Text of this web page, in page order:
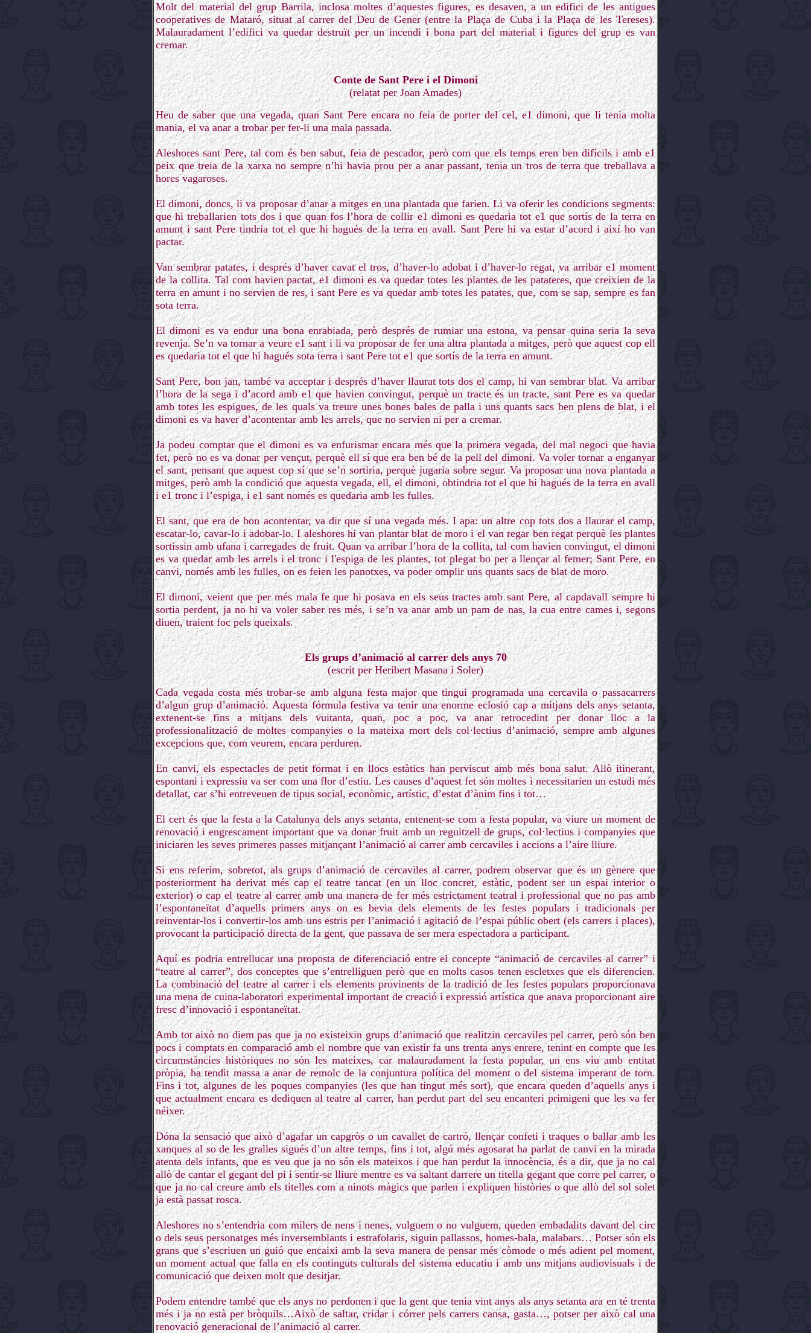
Molt del material del grup Barrila, inclosa moltes d’aquestes figures, es desaven, a un edifici de les antigues
cooperatives de Mataró, situat al carrer del Deu de Gener (entre la Plaça de Cuba i la Plaça de les Tereses).
Malauradament l’edifici va quedar destruït per un incendi i bona part del material i figures del grup es van
cremar.
Conte de Sant Pere i el Dimoni
(relatat per Joan Amades)
Heu de saber que una vegada, quan Sant Pere encara no feia de porter del cel, e1 dimoni, que li tenia molta
mania, el va anar a trobar per fer-li una mala passada.
Aleshores sant Pere, tal com és ben sabut, feia de pescador, però com que els temps eren ben difícils i amb e1
peix que treia de la xarxa no sempre n’hi havia prou per a anar passant, tenia un tros de terra que treballava a
hores vagaroses.
El dimoni, doncs, li va proposar d’anar a mitges en una plantada que farien. Li va oferir les condicions segments:
que hi treballarien tots dos i que quan fos l’hora de collir e1 dimoni es quedaria tot e1 que sortís de la terra en
amunt i sant Pere tindria tot el que hi hagués de la terra en avall. Sant Pere hi va estar d’acord i així ho van
pactar.
Van sembrar patates, i després d’haver cavat el tros, d’haver-lo adobat i d’haver-lo regat, va arribar e1 moment
de la collita. Tal com havien pactat, e1 dimoni es va quedar totes les plantes de les patateres, que creixien de la
terra en amunt i no servien de res, i sant Pere es va quedar amb totes les patates, que, com se sap, sempre es fan
sota terra.
El dimoni es va endur una bona enrabiada, però després de rumiar una estona, va pensar quina seria la seva
revenja. Se’n va tornar a veure e1 sant i li va proposar de fer una altra plantada a mitges, però que aquest cop ell
es quedaria tot el que hi hagués sota terra i sant Pere tot e1 que sortís de la terra en amunt.
Sant Pere, bon jan, també va acceptar i després d’haver llaurat tots dos el camp, hi van sembrar blat. Va arribar
l’hora de la sega i d’acord amb e1 que havien convingut, perquè un tracte és un tracte, sant Pere es va quedar
amb totes les espigues, de les quals va treure unes bones bales de palla i uns quants sacs ben plens de blat, i el
dimoni es va haver d’acontentar amb les arrels, que no servien ni per a cremar.
Ja podeu comptar que el dimoni es va enfurismar encara més que la primera vegada, del mal negoci que havia
fet, però no es va donar per vençut, perquè ell sí que era ben bé de la pell del dimoni. Va voler tornar a enganyar
el sant, pensant que aquest cop sí que se’n sortiria, perquè jugaria sobre segur. Va proposar una nova plantada a
mitges, però amb la condició que aquesta vegada, ell, el dimoni, obtindria tot el que hi hagués de la terra en avall
i e1 tronc i l’espiga, i e1 sant només es quedaria amb les fulles.
El sant, que era de bon acontentar, va dir que sí una vegada més. I apa: un altre cop tots dos a llaurar el camp,
escatar-lo, cavar-lo i adobar-lo. I aleshores hi van plantar blat de moro i el van regar ben regat perquè les plantes
sortissin amb ufana i carregades de fruit. Quan va arribar l’hora de la collita, tal com havien convingut, el dimoni
es va quedar amb les arrels i el tronc i l'espiga de les plantes, tot plegat bo per a llençar al femer; Sant Pere, en
canvi, només amb les fulles, on es feien les panotxes, va poder omplir uns quants sacs de blat de moro.
El dimoni, veient que per més mala fe que hi posava en els seus tractes amb sant Pere, al capdavall sempre hi
sortia perdent, ja no hi va voler saber res més, i se’n va anar amb un pam de nas, la cua entre cames i, segons
diuen, traient foc pels queixals.
Els grups d’animació al carrer dels anys 70
(escrit per Heribert Masana i Soler)
Cada vegada costa més trobar-se amb alguna festa major que tingui programada una cercavila o passacarrers
d’algun grup d’animació. Aquesta fórmula festiva va tenir una enorme eclosió cap a mitjans dels anys setanta,
extenent-se fins a mitjans dels vuitanta, quan, poc a poc, va anar retrocedint per donar lloc a la
professionalització de moltes companyies o la mateixa mort dels col·lectius d’animació, sempre amb algunes
excepcions que, com veurem, encara perduren.
En canvi, els espectacles de petit format i en llocs estàtics han perviscut amb més bona salut. Allò itinerant,
espontani i expressiu va ser com una flor d’estiu. Les causes d’aquest fet són moltes i necessitarien un estudi més
detallat, car s’hi entreveuen de tipus social, econòmic, artístic, d’estat d’ànim fins i tot…
El cert és que la festa a la Catalunya dels anys setanta, entenent-se com a festa popular, va viure un moment de
renovació i engrescament important que va donar fruit amb un reguitzell de grups, col·lectius i companyies que
iniciaren les seves primeres passes mitjançant l’animació al carrer amb cercaviles i accions a l’aire lliure.
Si ens referim, sobretot, als grups d’animació de cercaviles al carrer, podrem observar que és un gènere que
posteriorment ha derivat més cap el teatre tancat (en un lloc concret, estàtic, podent ser un espai interior o
exterior) o cap el teatre al carrer amb una manera de fer més estrictament teatral i professional que no pas amb
l’espontaneïtat d’aquells primers anys on es bevia dels elements de les festes populars i tradicionals per
reinventar-los i convertir-los amb uns estris per l’animació i agitació de l’espai públic obert (els carrers i places),
provocant la participació directa de la gent, que passava de ser mera espectadora a participant.
Aquí es podria entrellucar una proposta de diferenciació entre el concepte “animació de cercaviles al carrer” i
“teatre al carrer”, dos conceptes que s’entrelliguen però que en molts casos tenen escletxes que els diferencien.
La combinació del teatre al carrer i els elements provinents de la tradició de les festes populars proporcionava
una mena de cuina-laboratori experimental important de creació i expressió artística que anava proporcionant aire
fresc d’innovació i espontaneïtat.
Amb tot això no diem pas que ja no existeixin grups d’animació que realitzin cercaviles pel carrer, però són ben
pocs i comptats en comparació amb el nombre que van existir fa uns trenta anys enrere, tenint en compte que les
circumstàncies històriques no són les mateixes, car malauradament la festa popular, un ens viu amb entitat
pròpia, ha tendit massa a anar de remolc de la conjuntura política del moment o del sistema imperant de torn.
Fins i tot, algunes de les poques companyies (les que han tingut més sort), que encara queden d’aquells anys i
que actualment encara es dediquen al teatre al carrer, han perdut part del seu encanteri primigeni que les va fer
néixer.
Dóna la sensació que això d’agafar un capgròs o un cavallet de cartró, llençar confeti i traques o ballar amb les
xanques al so de les gralles sigués d’un altre temps, fins i tot, algú més agosarat ha parlat de canvi en la mirada
atenta dels infants, que es veu que ja no són els mateixos i que han perdut la innocència, és a dir, que ja no cal
allò de cantar el gegant del pi i sentir-se lliure mentre es va saltant darrere un titella gegant que corre pel carrer, o
que ja no cal creure amb els titelles com a ninots màgics que parlen i expliquen històries o que allò del sol solet
ja està passat rosca.
Aleshores no s’entendria com milers de nens i nenes, vulguem o no vulguem, queden embadalits davant del circ
o dels seus personatges més inversemblants i estrafolaris, siguin pallassos, homes-bala, malabars… Potser són els
grans que s’escriuen un guió que encaixi amb la seva manera de pensar més còmode o més adient pel moment,
un moment actual que falla en els continguts culturals del sistema educatiu i amb uns mitjans audiovisuals i de
comunicació que deixen molt que desitjar.
Podem entendre també que els anys no perdonen i que la gent que tenia vint anys als anys setanta ara en té trenta
més i ja no està per bròquils…Això de saltar, cridar i córrer pels carrers cansa, gasta…, potser per això cal una
renovació generacional de l’animació al carrer.